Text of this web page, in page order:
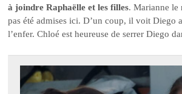
à joindre Raphaëlle et les filles. Marianne le
pas été admises ici. D’un coup, il voit Diego
l’enfer. Chloé est heureuse de serrer Diego